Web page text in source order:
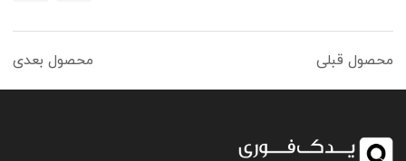
محصول قبلی محصول بعدی